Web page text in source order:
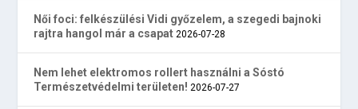
Női foci: felkészülési Vidi győzelem, a szegedi bajnoki
rajtra hangol már a csapat 2026-07-28
Nem lehet elektromos rollert használni a Sóstó
Természetvédelmi területen! 2026-07-27